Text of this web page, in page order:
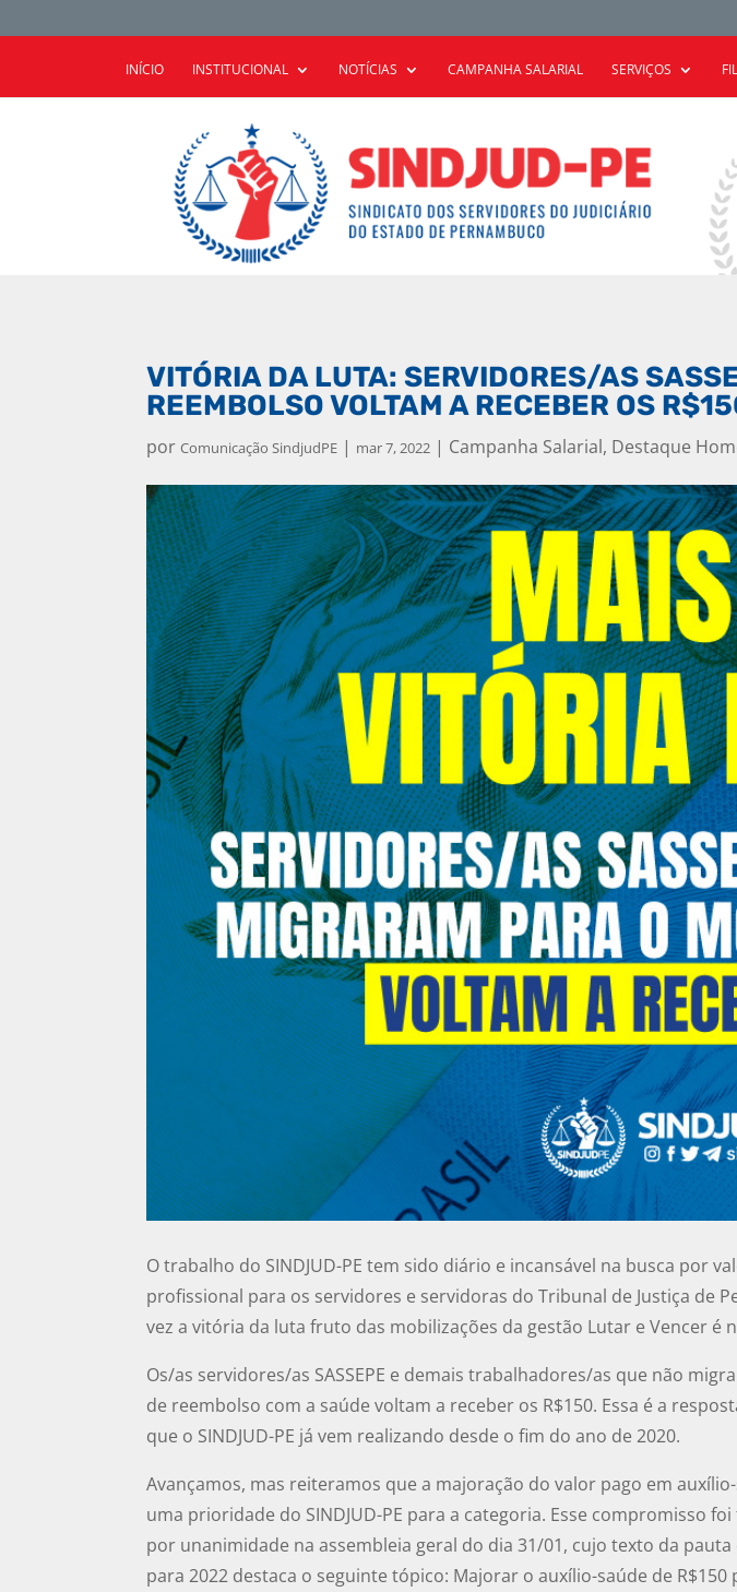
INÍCIO INSTITUCIONAL NOTÍCIAS CAMPANHA SALARIAL SERVIÇOS
VITÓRIA DA LUTA: SERVIDORES/AS
REEMBOLSO VOLTAM A RECEBER OS
porComunicação SindjudPE | mar 7, 2022 | Campanha Salarial, Destaque
O trabalho do SINDJUD-PE tem sido diário e incansável na busca por
profissional para os servidores e servidoras do Tribunal de Justiça de
vez a vitória da luta fruto das mobilizações da gestão Lutar e Vencer é
Os/as servidores/as SASSEPE e demais trabalhadores/as que não
de reembolso com a saúde voltam a receber os R$150. Essa é a
que o SINDJUD-PE já vem realizando desde o fim do ano de 2020.
Avançamos, mas reiteramos que a majoração do valor pago em
uma prioridade do SINDJUD-PE para a categoria. Esse compromisso
por unanimidade na assembleia geral do dia 31/01, cujo texto da
para 2022 destaca o seguinte tópico: Majorar o auxílio-saúde de R$150